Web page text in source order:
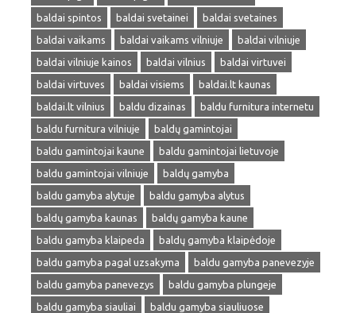
baldai spintos
baldai svetainei
baldai svetaines
baldai vaikams
baldai vaikams vilniuje
baldai vilniuje
baldai vilniuje kainos
baldai vilnius
baldai virtuvei
baldai virtuves
baldai visiems
baldai.lt kaunas
baldai.lt vilnius
baldu dizainas
baldu furnitura internetu
baldu furnitura vilniuje
baldų gamintojai
baldu gamintojai kaune
baldu gamintojai lietuvoje
baldu gamintojai vilniuje
baldų gamyba
baldu gamyba alytuje
baldu gamyba alytus
baldų gamyba kaunas
baldų gamyba kaune
baldu gamyba klaipeda
baldų gamyba klaipėdoje
baldu gamyba pagal uzsakyma
baldu gamyba panevezyje
baldu gamyba panevezys
baldu gamyba plungeje
baldu gamyba siauliai
baldu gamyba siauliuose